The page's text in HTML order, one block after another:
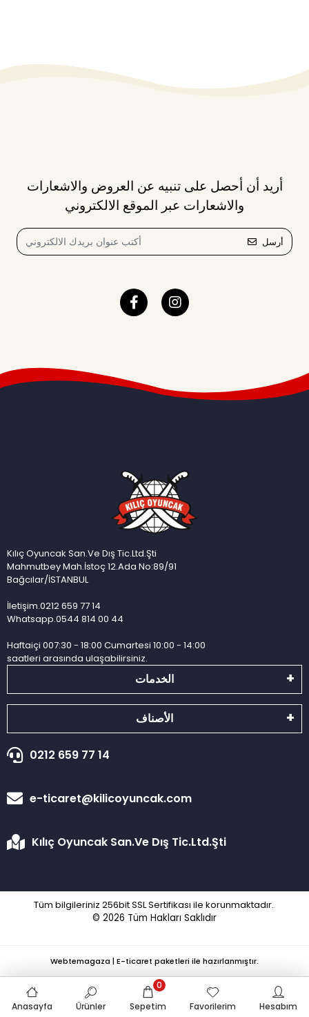
أريد أن أحصل على تنبيه عن العروض والاشعارات
والاشعارات عبر الموقع الالكتروني
أرسل
Kılıç Oyuncak San.Ve Dış Tic.Ltd.Şti
Mahmutbey Mah.İstoç 12.Ada No:89/91
Bağcılar/İSTANBUL
İletişim.0212 659 77 14
Whatsapp.0544 814 00 44
Haftaiçi 007:30 - 18:00 Cumartesi 10:00 - 14:00
saatleri arasında ulaşabilirsiniz.
الخدمات
الأصناف
0212 659 77 14
e-ticaret@kilicoyuncak.com
Kılıç Oyuncak San.Ve Dış Tic.Ltd.Şti
Tüm bilgileriniz 256bit SSL Sertifikası ile korunmaktadır.
© 2026 Tüm Hakları Saklıdır
Anasayfa Ürünler Sepetim
0
Favorilerim
Hesabım
Webtemagaza | E-ticaret paketleri ile hazırlanmıştır.